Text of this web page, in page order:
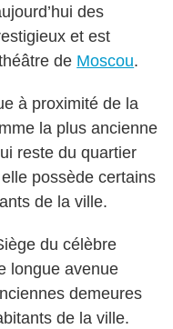
des
et est
de Moscou.
à proximité de la
la plus ancienne
reste du quartier
possède certains
de la ville.
du célèbre
longue avenue
demeures
de la ville.